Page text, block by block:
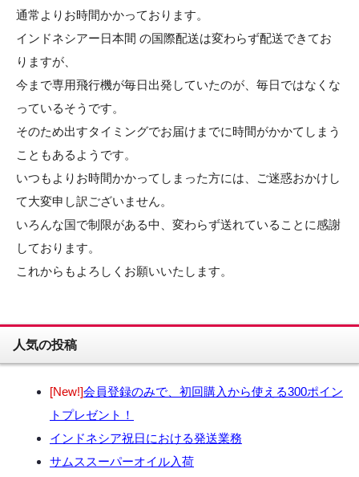
通常よりお時間かかっております。
インドネシアー日本間 の国際配送は変わらず配送できてお
りますが、
今まで専用飛行機が毎日出発していたのが、毎日ではなくな
っているそうです。
そのため出すタイミングでお届けまでに時間がかかてしまう
こともあるようです。
いつもよりお時間かかってしまった方には、ご迷惑おかけし
て大変申し訳ございません。
いろんな国で制限がある中、変わらず送れていることに感謝
しております。
これからもよろしくお願いいたします。
人気の投稿
[New!]会員登録のみで、初回購入から使える300ポイン
トプレゼント！
インドネシア祝日における発送業務
サムススーパーオイル入荷